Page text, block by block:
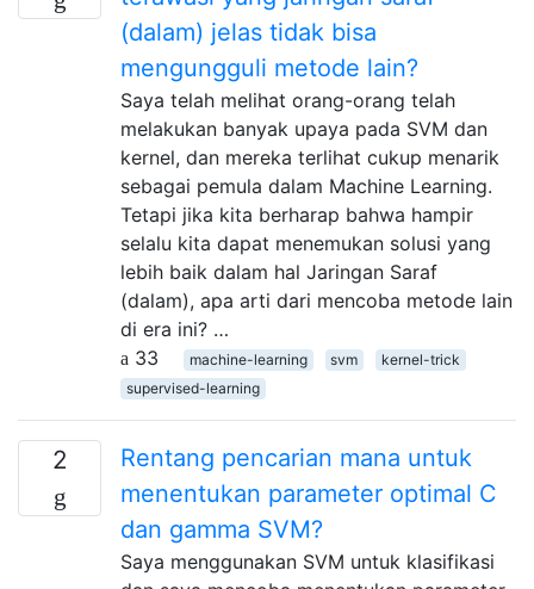
(dalam) jelas tidak bisa
mengungguli metode lain?
Saya telah melihat orang-orang telah
melakukan banyak upaya pada SVM dan
kernel, dan mereka terlihat cukup menarik
sebagai pemula dalam Machine Learning.
Tetapi jika kita berharap bahwa hampir
selalu kita dapat menemukan solusi yang
lebih baik dalam hal Jaringan Saraf
(dalam), apa arti dari mencoba metode lain
di era ini? …
33
machine-learning svm
kernel-trick
supervised-learning
2
Rentang pencarian mana untuk
menentukan parameter optimal C
dan gamma SVM?
Saya menggunakan SVM untuk klasifikasi